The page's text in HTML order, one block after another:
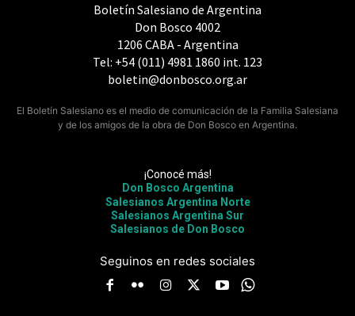
Boletín Salesiano de Argentina
Don Bosco 4002
1206 CABA - Argentina
Tel: +54 (011) 4981 1860 int. 123
boletin@donbosco.org.ar
El Boletín Salesiano es el medio de comunicación de la Familia Salesiana
y de los amigos de la obra de Don Bosco en Argentina.
¡Conocé más!
Don Bosco Argentina
Salesianos Argentina Norte
Salesianos Argentina Sur
Salesianos de Don Bosco
Seguinos en redes sociales